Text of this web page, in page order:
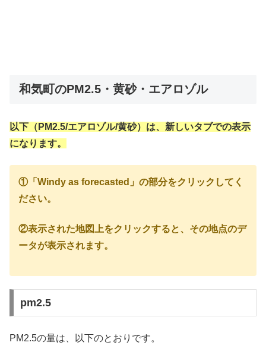
和気町のPM2.5・黄砂・エアロゾル
以下（PM2.5/エアロゾル/黄砂）は、新しいタブでの表示
になります。
①「Windy as forecasted」の部分をクリックしてく
ださい。
②表示された地図上をクリックすると、その地点のデ
ータが表示されます。
pm2.5
PM2.5の量は、以下のとおりです。